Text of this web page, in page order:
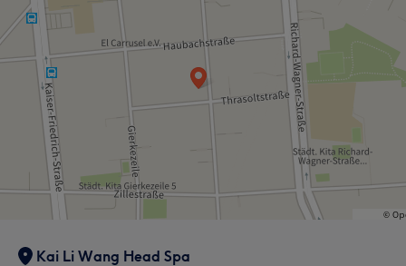
Kai Li Wang Head Spa